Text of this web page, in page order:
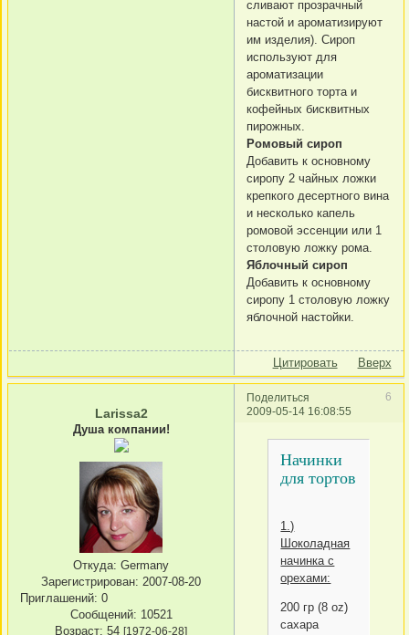
сливают прозрачный
настой и ароматизируют
им изделия). Сироп
используют для
ароматизации
бисквитного торта и
кофейных бисквитных
пирожных.
Ромовый сироп
Добавить к основному
сиропу 2 чайных ложки
крепкого десертного вина
и несколько капель
ромовой эссенции или 1
столовую ложку рома.
Яблочный сироп
Добавить к основному
сиропу 1 столовую ложку
яблочной настойки.
Цитировать Вверх
Поделиться
6
2009-05-14 16:08:55
Larissa2
Душа компании!
Откуда: Germany
Зарегистрирован: 2007-08-20
Приглашений: 0
Сообщений: 10521
Возраст: 54 [1972-06-28]
Начинки
для тортов
1.)
Шоколадная
начинка с
орехами:
200 гр (8 oz)
сахара